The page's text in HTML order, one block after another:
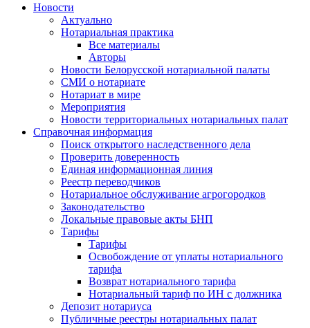
Новости
Актуально
Нотариальная практика
Все материалы
Авторы
Новости Белорусской нотариальной палаты
СМИ о нотариате
Нотариат в мире
Мероприятия
Новости территориальных нотариальных палат
Справочная информация
Поиск открытого наследственного дела
Проверить доверенность
Единая информационная линия
Реестр переводчиков
Нотариальное обслуживание агрогородков
Законодательство
Локальные правовые акты БНП
Тарифы
Тарифы
Освобождение от уплаты нотариального
тарифа
Возврат нотариального тарифа
Нотариальный тариф по ИН с должника
Депозит нотариуса
Публичные реестры нотариальных палат